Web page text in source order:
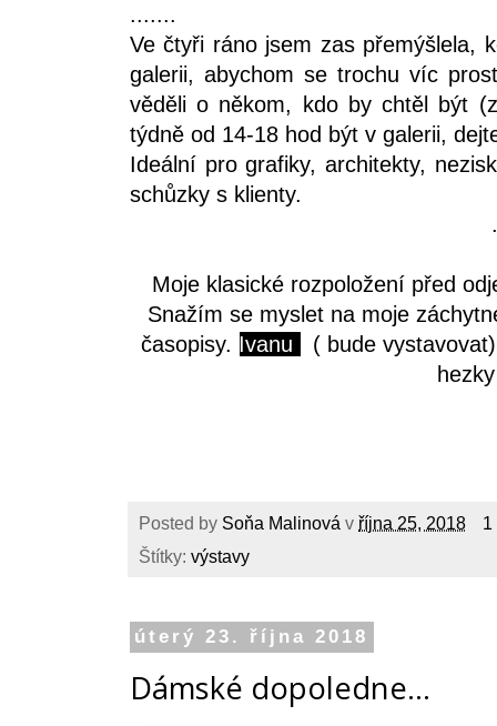
.......
Ve čtyři ráno jsem zas přemýšlela,
galerii, abychom se trochu víc
věděli o někom, kdo by chtěl být
týdně od 14-18 hod být v galerii,
Ideální pro grafiky, architekty,
schůzky s klienty.
Moje klasické rozpoložení před
Snažím se myslet na moje
časopisy. Ivanu
( bude
Posted by Soňa Malinová v října 25, 2018
1
Štítky: výstavy
úterý 23. října 2018
Dámské dopoledne...